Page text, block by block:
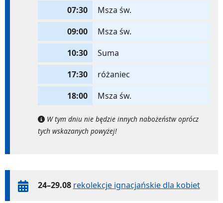
07:30
Msza św.
09:00
Msza św.
10:30
Suma
17:30
różaniec
18:00
Msza św.
W tym dniu nie będzie innych nabożeństw oprócz
tych wskazanych powyżej!
24–29.08 rekolekcje ignacjańskie dla kobiet